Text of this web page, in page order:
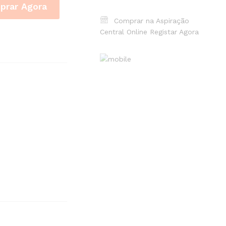
Agora
Comprar na Aspiração
Central Online Registar Agora